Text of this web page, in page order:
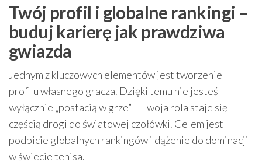
Twój profil i globalne rankingi –
buduj karierę jak prawdziwa
gwiazda
Jednym z kluczowych elementów jest tworzenie
profilu własnego gracza. Dzięki temu nie jesteś
wyłącznie „postacią w grze” – Twoja rola staje się
częścią drogi do światowej czołówki. Celem jest
podbicie globalnych rankingów i dążenie do dominacji
w świecie tenisa.